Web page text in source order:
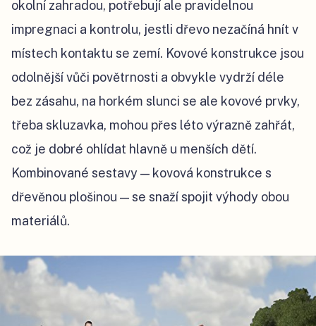
okolní zahradou, potřebují ale pravidelnou
impregnaci a kontrolu, jestli dřevo nezačíná hnít v
místech kontaktu se zemí. Kovové konstrukce jsou
odolnější vůči povětrnosti a obvykle vydrží déle
bez zásahu, na horkém slunci se ale kovové prvky,
třeba skluzavka, mohou přes léto výrazně zahřát,
což je dobré ohlídat hlavně u menších dětí.
Kombinované sestavy — kovová konstrukce s
dřevěnou plošinou — se snaží spojit výhody obou
materiálů.